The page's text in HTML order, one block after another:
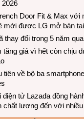
Door Fit & Max với
mới được LG mở bán
thay đổi trong 5 năm qua
tăng giá vì hết còn chịu
tiên về bộ ba
tử Lazada đồng
chất lượng đến với